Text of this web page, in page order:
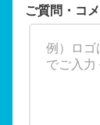
ご質問・コ